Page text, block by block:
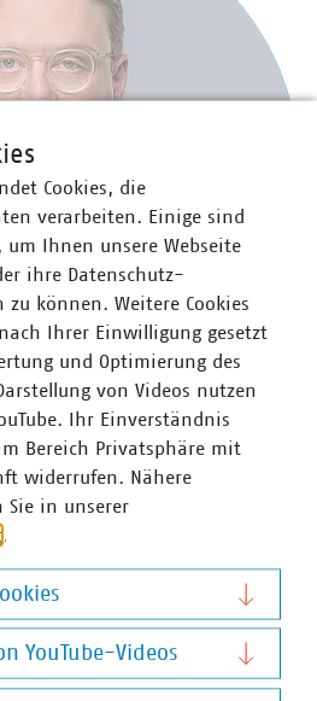
Cookies, die
verarbeiten. Einige sind
Ihnen unsere Webseite
ihre Datenschutz-
zu können. Weitere Cookies
Ihrer Einwilligung gesetzt
und Optimierung des
von Videos nutzen
Ihr Einverständnis
Bereich Privatsphäre mit
widerrufen. Nähere
in unserer
YouTube-Videos
Videos